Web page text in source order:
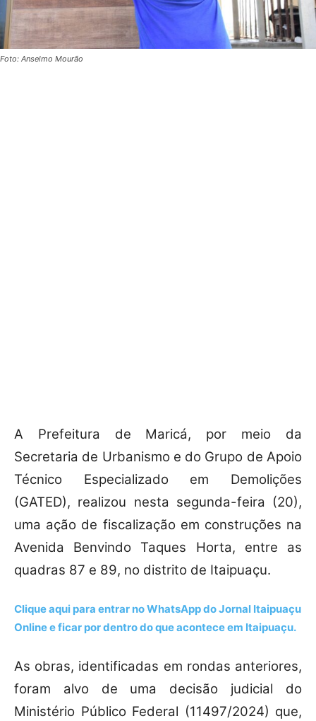
Foto: Anselmo Mourão
A Prefeitura de Maricá, por meio da
Secretaria de Urbanismo e do Grupo de Apoio
Técnico Especializado em Demolições
(GATED), realizou nesta segunda-feira (20),
uma ação de fiscalização em construções na
Avenida Benvindo Taques Horta, entre as
quadras 87 e 89, no distrito de Itaipuaçu.
Clique aqui para entrar noWhatsAppdo Jornal Itaipuaçu
Online e ficar por dentro do que acontece em Itaipuaçu.
As obras, identificadas em rondas anteriores,
foram alvo de uma decisão judicial do
Ministério Público Federal (11497/2024) que,